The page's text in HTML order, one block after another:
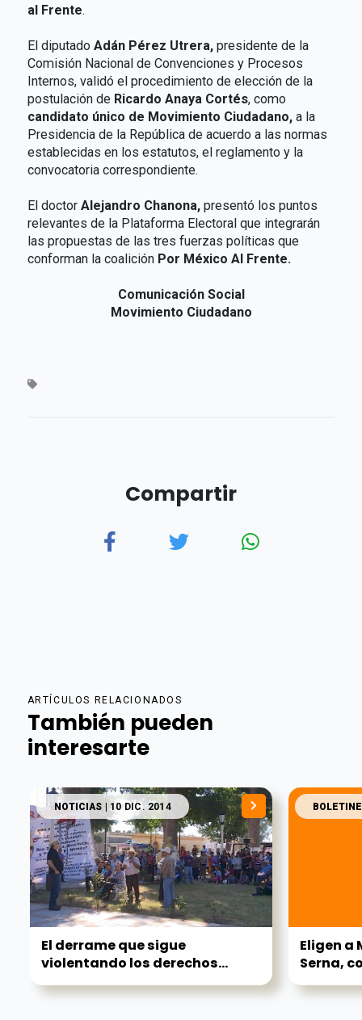
al Frente.
El diputado Adán Pérez Utrera,presidente de la
Comisión Nacional de Convenciones y Procesos
Internos, validó el procedimiento de elección de la
postulación de Ricardo Anaya Cortés, como
candidato único de Movimiento Ciudadano,a la
Presidencia de la República de acuerdo a las normas
establecidas en los estatutos, el reglamento y la
convocatoria correspondiente.
El doctor Alejandro Chanona,presentó los puntos
relevantes de la Plataforma Electoral que integrarán
las propuestas de las tres fuerzas políticas que
conforman la coalición Por México Al Frente.
Comunicación Social
Movimiento Ciudadano
Compartir
ARTÍCULOS RELACIONADOS
También pueden
interesarte
NOTICIAS | 10 DIC. 2014
El derrame que sigue
violentando los derechos...
Eligen a
Serna,